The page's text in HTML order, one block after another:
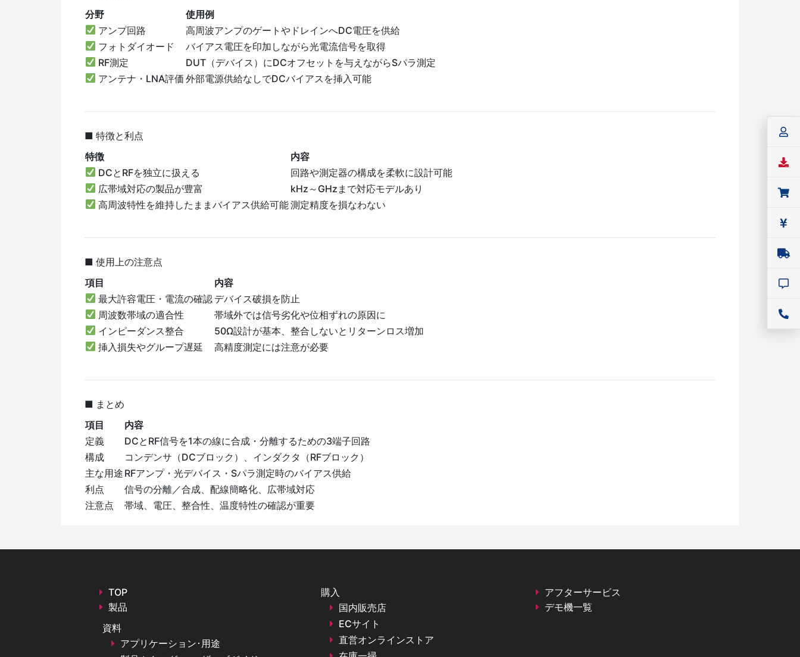
分野
使用例
アンプ回路
高周波アンプのゲートやドレインへDC電圧を供給
フォトダイオード
バイアス電圧を印加しながら光電流信号を取得
RF測定
DUT（デバイス）にDCオフセットを与えながらSパラ測定
アンテナ・LNA評価 外部電源供給なしでDCバイアスを挿入可能
■ 特徴と利点
特徴
内容
DCとRFを独立に扱える
回路や測定器の構成を柔軟に設計可能
広帯域対応の製品が豊富
kHz～GHzまで対応モデルあり
高周波特性を維持したままバイアス供給可能測定精度を損なわない
■ 使用上の注意点
項目
内容
最大許容電圧・電流の確認 デバイス破損を防止
周波数帯域の適合性
帯域外では信号劣化や位相ずれの原因に
インピーダンス整合
50Ω設計が基本、整合しないとリターンロス増加
挿入損失やグループ遅延
高精度測定には注意が必要
■ まとめ
項目
内容
定義
DCとRF信号を1本の線に合成・分離するための3端子回路
構成
コンデンサ（DCブロック）、インダクタ（RFブロック）
主な用途 RFアンプ・光デバイス・Sパラ測定時のバイアス供給
利点
信号の分離／合成、配線簡略化、広帯域対応
注意点
帯域、電圧、整合性、温度特性の確認が重要
TOP
製品
資料
アプリケーション･用途
購入
国内販売店
ECサイト
直営オンラインストア
アフターサービス
デモ機一覧